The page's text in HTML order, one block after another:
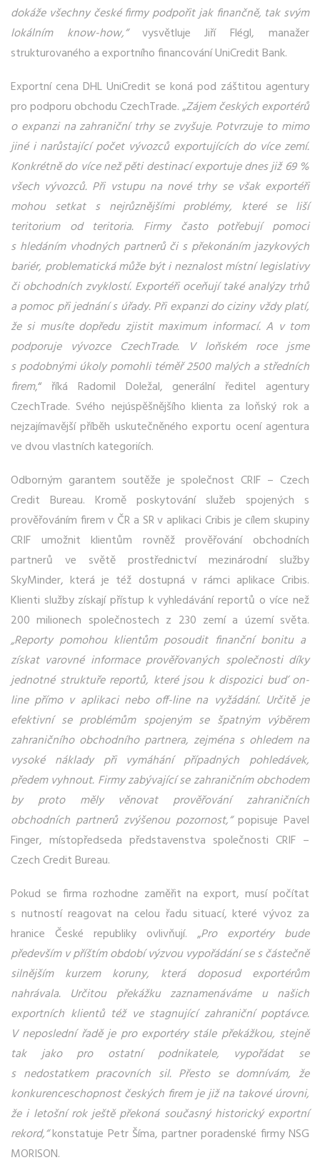
dokáže všechny české firmy podpořit jak finančně, tak svým
lokálním know-how,“ vysvětluje Jiří Flégl, manažer
strukturovaného a exportního financování UniCredit Bank.
Exportní cena DHL UniCredit se koná pod záštitou agentury
pro podporu obchodu CzechTrade. „Zájem českých exportérů
o expanzi na zahraniční trhy se zvyšuje. Potvrzuje to mimo
jiné i narůstající počet vývozců exportujících do více zemí.
Konkrétně do více než pěti destinací exportuje dnes již 69 %
všech vývozců. Při vstupu na nové trhy se však exportéři
mohou setkat s nejrůznějšími problémy, které se liší
teritorium od teritoria. Firmy často potřebují pomoci
s hledáním vhodných partnerů či s překonáním jazykových
bariér, problematická může být i neznalost místní legislativy
či obchodních zvyklostí. Exportéři oceňují také analýzy trhů
a pomoc při jednání s úřady. Při expanzi do ciziny vždy platí,
že si musíte dopředu zjistit maximum informací. A v tom
podporuje vývozce CzechTrade. V loňském roce jsme
s podobnými úkoly pomohli téměř 2500 malých a středních
firem,“ říká Radomil Doležal, generální ředitel agentury
CzechTrade. Svého nejúspěšnějšího klienta za loňský rok a
nejzajímavější příběh uskutečněného exportu ocení agentura
ve dvou vlastních kategoriích.
Odborným garantem soutěže je společnost CRIF – Czech
Credit Bureau. Kromě poskytování služeb spojených s
prověřováním firem v ČR a SR v aplikaci Cribis je cílem skupiny
CRIF umožnit klientům rovněž prověřování obchodních
partnerů ve světě prostřednictví mezinárodní služby
SkyMinder, která je též dostupná v rámci aplikace Cribis.
Klienti služby získají přístup k vyhledávání reportů o více než
200 milionech společnostech z 230 zemí a území světa.
„Reporty pomohou klientům posoudit finanční bonitu a
získat varovné informace prověřovaných společnosti díky
jednotné struktuře reportů, které jsou k dispozici buď on-
line přímo v aplikaci nebo off-line na vyžádání. Určitě je
efektivní se problémům spojeným se špatným výběrem
zahraničního obchodního partnera, zejména s ohledem na
vysoké náklady při vymáhání případných pohledávek,
předem vyhnout. Firmy zabývající se zahraničním obchodem
by proto měly věnovat prověřování zahraničních
obchodních partnerů zvýšenou pozornost,“popisuje Pavel
Finger, místopředseda představenstva společnosti CRIF –
Czech Credit Bureau.
Pokud se firma rozhodne zaměřit na export, musí počítat
s nutností reagovat na celou řadu situací, které vývoz za
hranice České republiky ovlivňují. „Pro exportéry bude
především v příštím období výzvou vypořádání se s částečně
silnějším kurzem koruny, která doposud exportérům
nahrávala. Určitou překážku zaznamenáváme u našich
exportních klientů též ve stagnující zahraniční poptávce.
V neposlední řadě je pro exportéry stále překážkou, stejně
tak jako pro ostatní podnikatele, vypořádat se
s nedostatkem pracovních sil. Přesto se domnívám, že
konkurenceschopnost českých firem je již na takové úrovni,
že i letošní rok ještě překoná současný historický exportní
rekord,“konstatuje Petr Šíma, partner poradenské firmy NSG
MORISON.